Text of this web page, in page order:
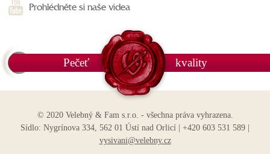
Prohlédněte si naše videa
Pečeť kvality
© 2020 Velebný & Fam s.r.o. - všechna práva vyhrazena.
Sídlo: Nygrínova 334, 562 01 Ústí nad Orlicí | +420 603 531 589 |
vysivani@velebny.cz